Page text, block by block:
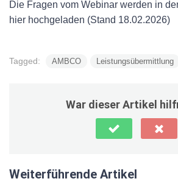
Die Fragen vom Webinar werden in
hier hochgeladen (Stand 18.02.2026)
Tagged: AMBCO Leistungsübermittlung
War dieser Artikel
Weiterführende Artikel